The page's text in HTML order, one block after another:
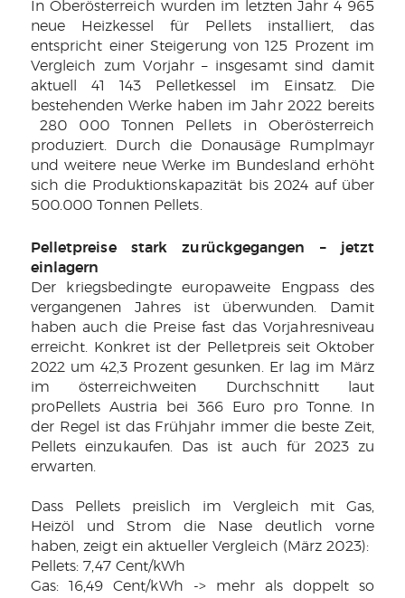
In Oberösterreich wurden im letzten Jahr 4 965
neue Heizkessel für Pellets installiert, das
entspricht einer Steigerung von 125 Prozent im
Vergleich zum Vorjahr ­– insgesamt sind damit
aktuell 41 143 Pelletkessel im Einsatz. Die
bestehenden Werke haben im Jahr 2022 bereits
280 000 Tonnen Pellets in Oberösterreich
produziert. Durch die Donausäge Rumplmayr
und weitere neue Werke im Bundesland erhöht
sich die Produktionskapazität bis 2024 auf über
500.000 Tonnen Pellets.
Pelletpreise stark zurückgegangen – jetzt
einlagern
Der kriegsbedingte europaweite Engpass des
vergangenen Jahres ist überwunden. Damit
haben auch die Preise fast das Vorjahresniveau
erreicht. Konkret ist der Pelletpreis seit Oktober
2022 um 42,3 Prozent gesunken. Er lag im März
im österreichweiten Durchschnitt laut
proPellets Austria bei 366 Euro pro Tonne. In
der Regel ist das Frühjahr immer die beste Zeit,
Pellets einzukaufen. Das ist auch für 2023 zu
erwarten.
Dass Pellets preislich im Vergleich mit Gas,
Heizöl und Strom die Nase deutlich vorne
haben, zeigt ein aktueller Vergleich (März 2023):
Pellets: 7,47 Cent/kWh
Gas: 16,49 Cent/kWh -> mehr als doppelt so